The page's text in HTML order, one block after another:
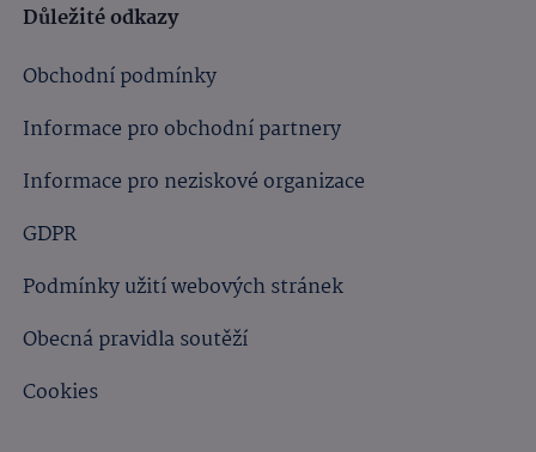
Důležité odkazy
Obchodní podmínky
Informace pro obchodní partnery
Informace pro neziskové organizace
GDPR
Podmínky užití webových stránek
Obecná pravidla soutěží
Cookies